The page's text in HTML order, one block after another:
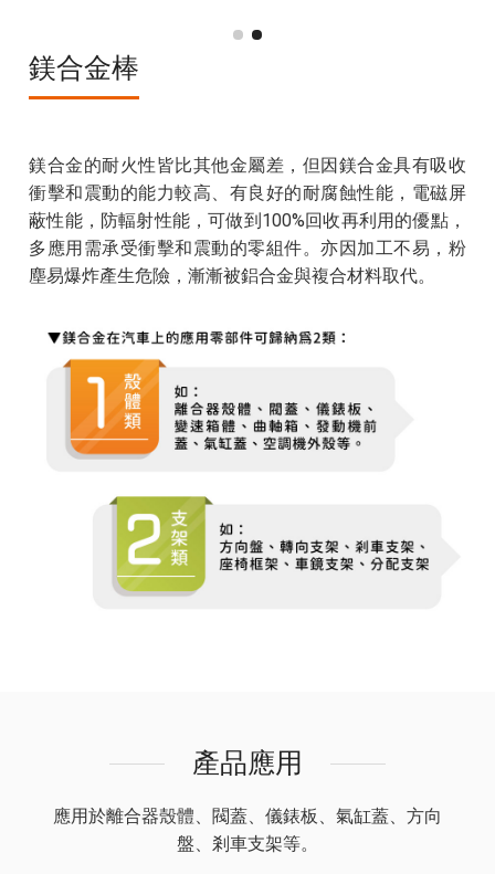
鎂合金棒
鎂合金的耐火性皆比其他金屬差，但因鎂合金具有吸收
衝擊和震動的能力較高、有良好的耐腐蝕性能，電磁屏
蔽性能，防輻射性能，可做到100%回收再利用的優點，
多應用需承受衝擊和震動的零組件。亦因加工不易，粉
塵易爆炸產生危險，漸漸被鋁合金與複合材料取代。
產品應用
應用於離合器殼體、閥蓋、儀錶板、氣缸蓋、方向
盤、剎車支架等。